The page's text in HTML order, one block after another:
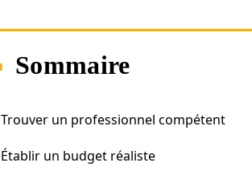
Sommaire
Trouver un professionnel compétent
Établir un budget réaliste